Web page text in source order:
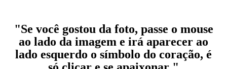
"Se você gostou da foto, passe o mouse
ao lado da imagem e irá aparecer ao
lado esquerdo o símbolo do coração, é